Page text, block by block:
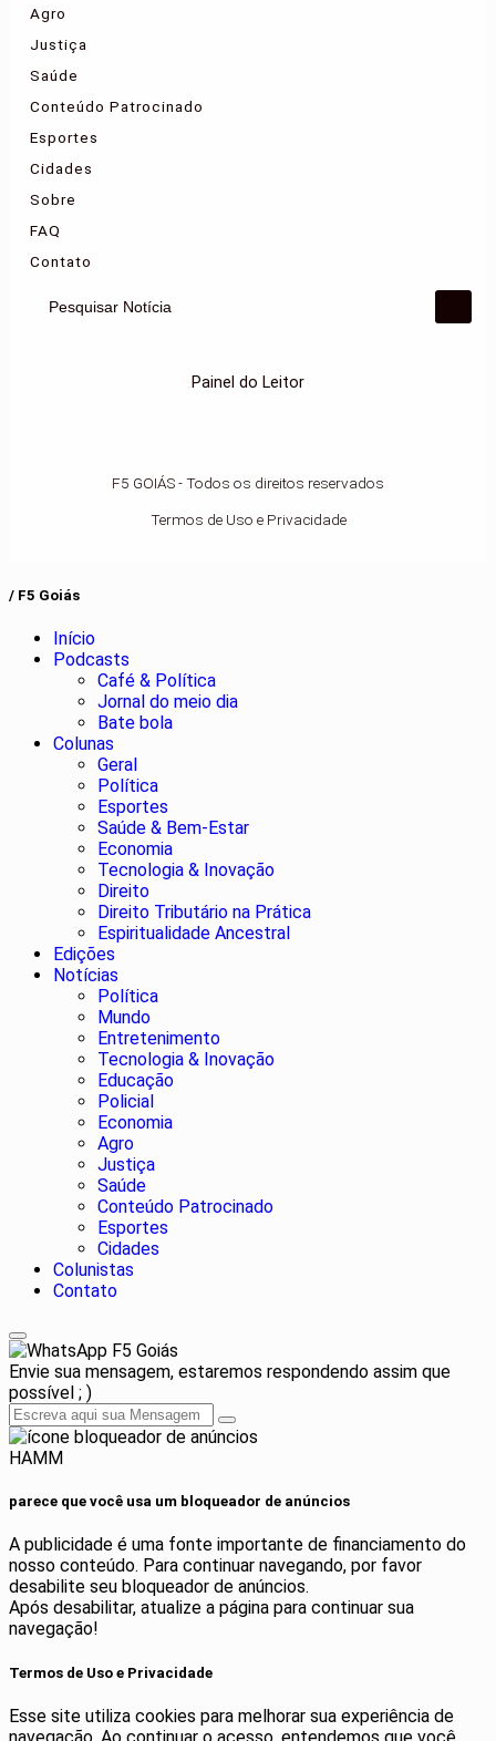
Agro
Justiça
Saúde
Conteúdo Patrocinado
Esportes
Cidades
Sobre
FAQ
Contato
Pesquisar Notícia
Painel do Leitor
F5 GOIÁS - Todos os direitos reservados
Termos de Uso e Privacidade
/ F5 Goiás
Início
Podcasts
Café & Política
Jornal do meio dia
Bate bola
Colunas
Geral
Política
Esportes
Saúde & Bem-Estar
Economia
Tecnologia & Inovação
Direito
Direito Tributário na Prática
Espiritualidade Ancestral
Edições
Notícias
Política
Mundo
Entretenimento
Tecnologia & Inovação
Educação
Policial
Economia
Agro
Justiça
Saúde
Conteúdo Patrocinado
Esportes
Cidades
Colunistas
Contato
F5 Goiás
Envie sua mensagem, estaremos respondendo assim que
possível ; )
HAMM
parece que você usa um bloqueador de anúncios
A publicidade é uma fonte importante de financiamento do
nosso conteúdo. Para continuar navegando, por favor
desabilite seu bloqueador de anúncios.
Após desabilitar, atualize a página para continuar sua
navegação!
Termos de Uso e Privacidade
Esse site utiliza cookies para melhorar sua experiência de
navegação. Ao continuar o acesso, entendemos que você